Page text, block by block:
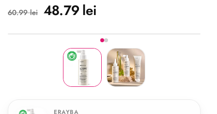
60.99 lei 48.79 lei
Imaginea 1 din 2
ERAYBA